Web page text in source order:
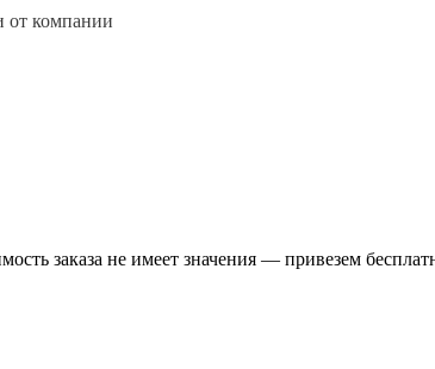
от компании
заказа не имеет значения — привезем